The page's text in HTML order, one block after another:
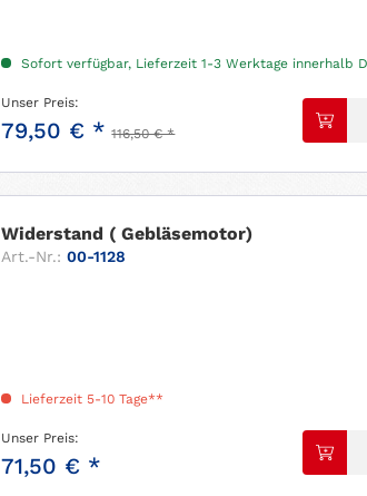
Sofort verfügbar, Lieferzeit 1-3 Werktage innerhalb
Unser Preis:
79,50 € * 116,50 € *
Widerstand ( Gebläsemotor)
Art.-Nr.: 00-1128
Lieferzeit 5-10 Tage**
Unser Preis:
71,50 € *